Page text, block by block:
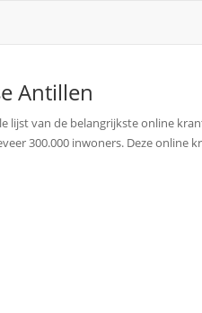
Antillen
lijst van de belangrijkste online
300.000 inwoners. Deze online